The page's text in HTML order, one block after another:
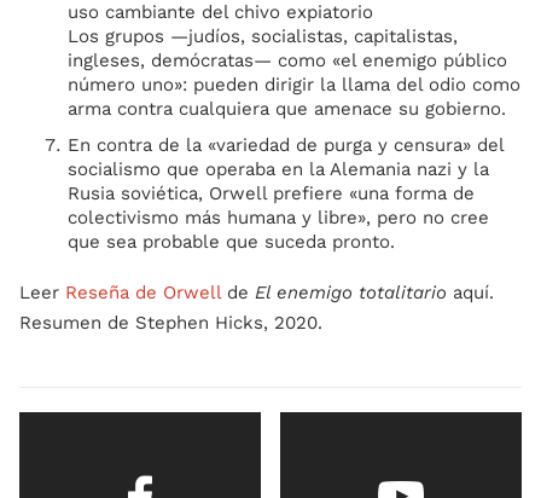
uso cambiante del chivo expiatorio
Los grupos —judíos, socialistas, capitalistas,
ingleses, demócratas— como «el enemigo público
número uno»: pueden dirigir la llama del odio como
arma contra cualquiera que amenace su gobierno.
En contra de la «variedad de purga y censura» del
socialismo que operaba en la Alemania nazi y la
Rusia soviética, Orwell prefiere «una forma de
colectivismo más humana y libre», pero no cree
que sea probable que suceda pronto.
Leer Reseña de Orwellde El enemigo totalitario aquí.
Resumen de Stephen Hicks, 2020.